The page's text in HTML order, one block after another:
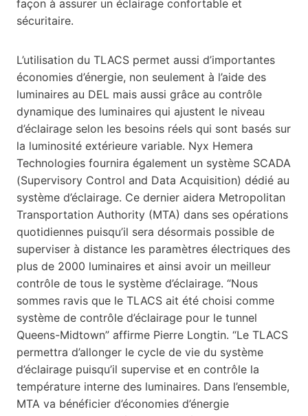
façon à assurer un éclairage confortable et
sécuritaire.
L’utilisation du TLACS permet aussi d’importantes
économies d’énergie, non seulement à l’aide des
luminaires au DEL mais aussi grâce au contrôle
dynamique des luminaires qui ajustent le niveau
d’éclairage selon les besoins réels qui sont basés sur
la luminosité extérieure variable. Nyx Hemera
Technologies fournira également un système SCADA
(Supervisory Control and Data Acquisition) dédié au
système d’éclairage. Ce dernier aidera Metropolitan
Transportation Authority (MTA) dans ses opérations
quotidiennes puisqu’il sera désormais possible de
superviser à distance les paramètres électriques des
plus de 2000 luminaires et ainsi avoir un meilleur
contrôle de tous le système d’éclairage. “Nous
sommes ravis que le TLACS ait été choisi comme
système de contrôle d’éclairage pour le tunnel
Queens-Midtown” affirme Pierre Longtin. “Le TLACS
permettra d’allonger le cycle de vie du système
d’éclairage puisqu’il supervise et en contrôle la
température interne des luminaires. Dans l’ensemble,
MTA va bénéficier d’économies d’énergie